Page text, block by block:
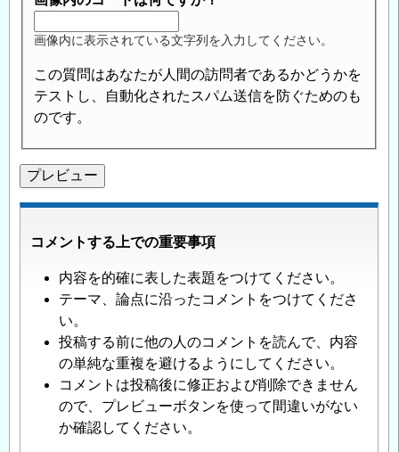
画像内に表示されている文字列を入力してください。
この質問はあなたが人間の訪問者であるかどうかを
テストし、自動化されたスパム送信を防ぐためのも
のです。
コメントする上での重要事項
内容を的確に表した表題をつけてください。
テーマ、論点に沿ったコメントをつけてくださ
い。
投稿する前に他の人のコメントを読んで、内容
の単純な重複を避けるようにしてください。
コメントは投稿後に修正および削除できません
ので、プレビューボタンを使って間違いがない
か確認してください。